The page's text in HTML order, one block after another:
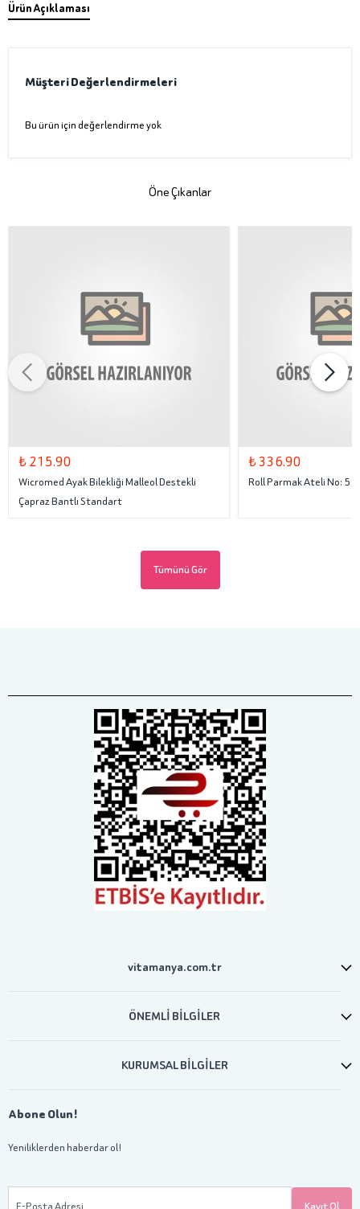
Ürün Açıklaması
Müşteri Değerlendirmeleri
Bu ürün için değerlendirme yok
Öne Çıkanlar
₺ 215.90
Wicromed Ayak Bilekliği Malleol Destekli
Çapraz Bantlı Standart
₺ 336.90
Roll Parmak Ateli No: 5
Tümünü Gör
vitamanya.com.tr
ÖNEMLİ BİLGİLER
KURUMSAL BİLGİLER
Abone Olun!
Yeniliklerden haberdar ol!